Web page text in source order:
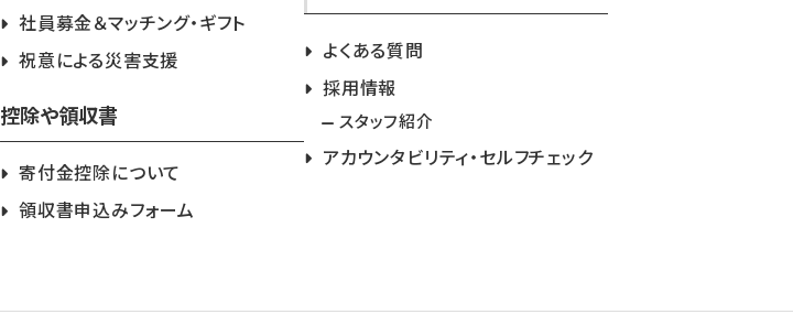
社員募金＆マッチング・ギフト
祝意による災害支援
控除や領収書
寄付金控除について
領収書申込みフォーム
よくある質問
採用情報
スタッフ紹介
アカウンタビリティ・セルフチェック